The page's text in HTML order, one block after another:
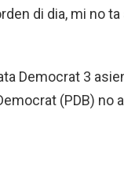
di dia, mi no
Democrat 3
(PDB) no